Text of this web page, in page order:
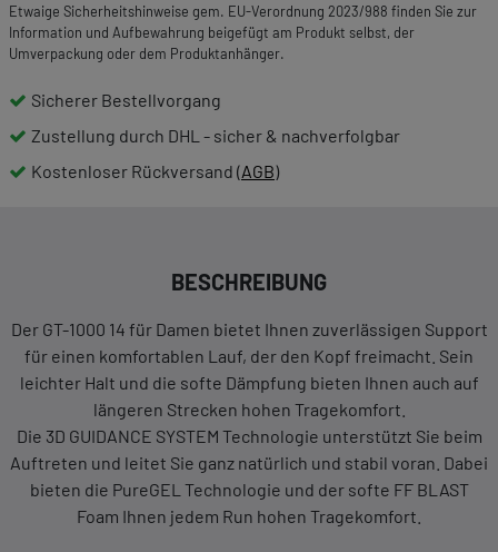
Etwaige Sicherheitshinweise gem. EU-Verordnung 2023/988 finden Sie zur
Information und Aufbewahrung beigefügt am Produkt selbst, der
Umverpackung oder dem Produktanhänger.
Sicherer Bestellvorgang
Zustellung durch DHL - sicher & nachverfolgbar
Kostenloser Rückversand (AGB)
BESCHREIBUNG
Der GT-1000 14 für Damen bietet Ihnen zuverlässigen Support
für einen komfortablen Lauf, der den Kopf freimacht. Sein
leichter Halt und die softe Dämpfung bieten Ihnen auch auf
längeren Strecken hohen Tragekomfort.
Die 3D GUIDANCE SYSTEM Technologie unterstützt Sie beim
Auftreten und leitet Sie ganz natürlich und stabil voran. Dabei
bieten die PureGEL Technologie und der softe FF BLAST
Foam Ihnen jedem Run hohen Tragekomfort.